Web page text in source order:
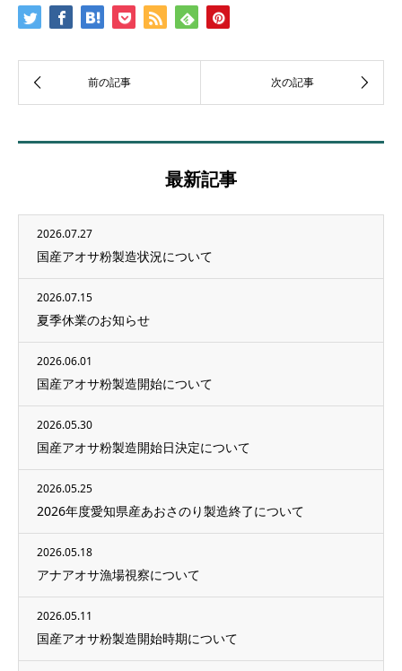
最新記事
2026.07.27
国産アオサ粉製造状況について
2026.07.15
夏季休業のお知らせ
2026.06.01
国産アオサ粉製造開始について
2026.05.30
国産アオサ粉製造開始日決定について
2026.05.25
2026年度愛知県産あおさのり製造終了について
2026.05.18
アナアオサ漁場視察について
2026.05.11
国産アオサ粉製造開始時期について